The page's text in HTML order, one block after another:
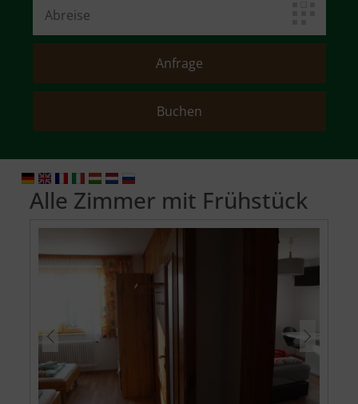
Alle Zimmer mit Frühstück